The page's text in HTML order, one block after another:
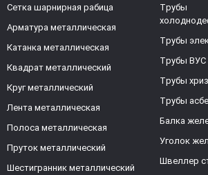
Сетка шарнирная рабица
Арматура металлическая
Катанка металлическая
Квадрат металлический
Круг металлический
Лента металлическая
Полоса металлическая
Пруток металлический
Шестигранник металлический
Трубы
Трубы
Трубы ВУС
Трубы
Трубы
Балка
Уголок
Швеллер